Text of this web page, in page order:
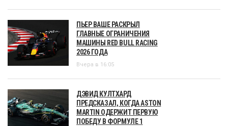
ПЬЕР ВАШЕ РАСКРЫЛ
ГЛАВНЫЕ ОГРАНИЧЕНИЯ
МАШИНЫ RED BULL RACING
2026 ГОДА
Вчера в 16:05
ДЭВИД КУЛТХАРД
ПРЕДСКАЗАЛ, КОГДА ASTON
MARTIN ОДЕРЖИТ ПЕРВУЮ
ПОБЕДУ В ФОРМУЛЕ 1